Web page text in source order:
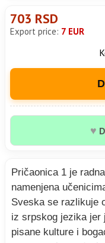
703 RSD
Export price: 7 EUR
♥
Pričaonica 1 je
namenjena
Sveska se razlikuje
iz srpskog jezika jer
pisane kulture i